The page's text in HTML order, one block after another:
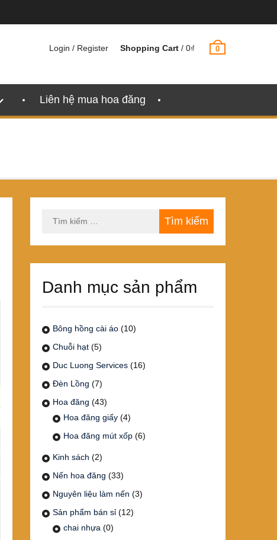
Login / Register Shopping Cart / 0₫ 0
Liên hệ mua hoa đăng
kiếm
Danh mục sản phẩm
Bông hồng cài áo (10)
Chuỗi hạt (5)
Duc Luong Services (16)
Đèn Lồng (7)
Hoa đăng (43)
Hoa đăng giấy (4)
Hoa đăng mút xốp (6)
Kinh sách (2)
Nến hoa đăng (33)
Nguyên liệu làm nến (3)
Sản phẩm bán sỉ (12)
chai nhựa (0)